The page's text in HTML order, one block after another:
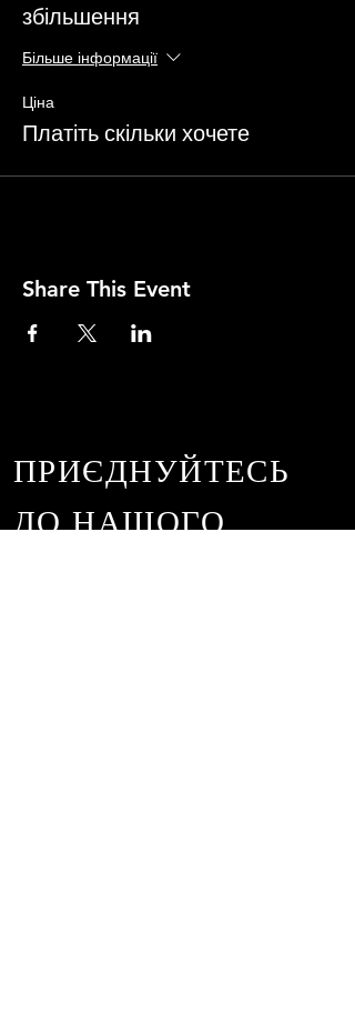
збільшення
Більше інформації
Ціна
Платіть скільки хочете
Share This Event
ПРИЄДНУЙТЕСЬ
ДО НАШОГО